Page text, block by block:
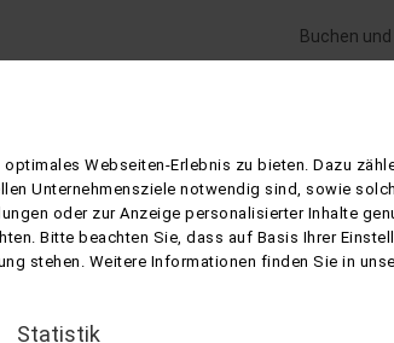
Buchen
und Rundreisen
Webseiten-Erlebnis zu bieten. Dazu
Unternehmensziele notwendig sind, sowie
oder zur Anzeige personalisierter Inhalte
Bitte beachten Sie, dass auf Basis Ihrer
stehen. Weitere Informationen finden Sie in
Statistik